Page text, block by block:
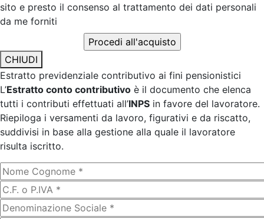
sito e presto il consenso al trattamento dei dati personali
da me forniti
CHIUDI
Estratto previdenziale contributivo ai fini pensionistici
L’Estratto conto contributivo è il documento che elenca
tutti i contributi effettuati all’INPS in favore del lavoratore.
Riepiloga i versamenti da lavoro, figurativi e da riscatto,
suddivisi in base alla gestione alla quale il lavoratore
risulta iscritto.